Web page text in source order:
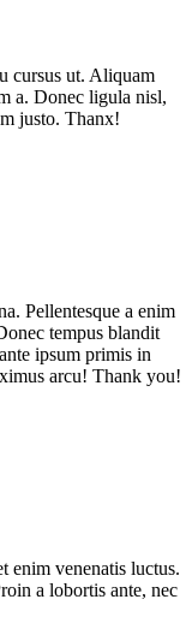
cursus ut. Aliquam
a. Donec ligula nisl,
justo. Thanx!
Pellentesque a enim
tempus blandit
ipsum primis in
arcu! Thank you!
enim venenatis luctus.
a lobortis ante, nec